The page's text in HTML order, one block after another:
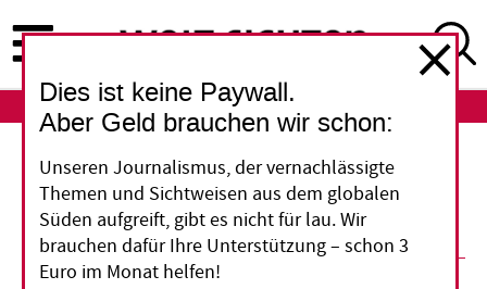
zum
Inhalt
ABO
Guatemala: Haftstrafe für Ex-
Polizeichef
03. Juli 2014
Dies ist keine Paywall.
Aber Geld brauchen wir schon:
Unseren Journalismus, der vernachlässigte
Themen und Sichtweisen aus dem globalen
Süden aufgreift, gibt es nicht für lau. Wir
brauchen dafür Ihre Unterstützung – schon 3
Euro im Monat helfen!